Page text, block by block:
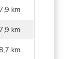
km
km
km